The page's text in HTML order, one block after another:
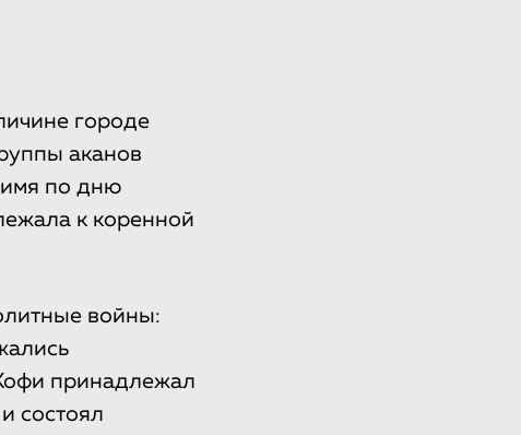
городе
аканов
имя по дню
к коренной
войны:
принадлежал
состоял